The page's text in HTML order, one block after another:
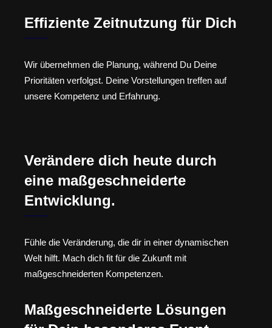
Effiziente Zeitnutzung für Dich
Wir übernehmen die Planung, während Du Deine
Prioritäten verfolgst. Deine Vorstellungen treffen auf
unsere Kompetenz und Erfahrung.
Verändere dich heute durch
eine maßgeschneiderte
Entwicklung.
Fühle die Veränderung, die dir in einer dynamischen
Welt hilft. Mach dich fit für die Zukunft mit
maßgeschneiderten Kompetenzen.
Maßgeschneiderte Lösungen